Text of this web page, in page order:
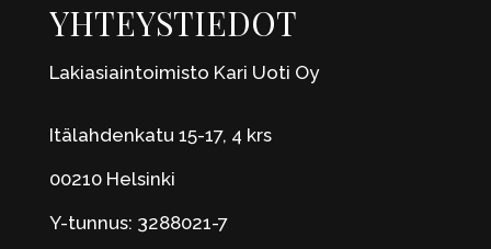
YHTEYSTIEDOT
Lakiasiaintoimisto Kari Uoti Oy
Itälahdenkatu 15-17, 4 krs
00210 Helsinki
Y-tunnus: 3288021-7